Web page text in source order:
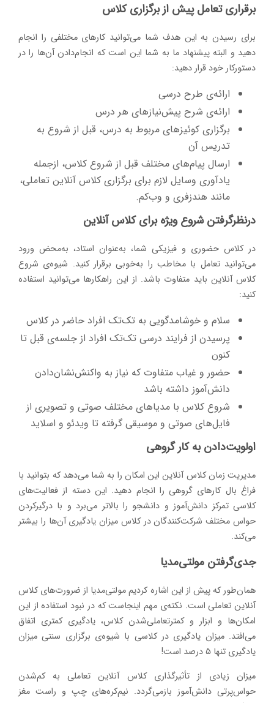
برقراری تعامل پیش از برگزاری کلاس
برای رسیدن به این هدف شما می‌توانید کارهای مختلفی را انجام
دهید و البته پیشنهاد ما به شما این است که انجام‌دادن آن‌ها را در
دستورکار خود قرار دهید:
ارائه‌ی طرح درسی
ارائه‌ی شرح پیش‌نیازهای هر درس
برگزاری کوئیزهای مربوط به درس، قبل از شروع به
تدریس آن
ارسال پیام‌های مختلف قبل از شروع کلاس، ازجمله
یادآوری وسایل لازم برای برگزاری کلاس آنلاین تعاملی،
مانند هندزفری و وب‌کم.
درنظرگرفتن شروع ویژه برای کلاس آنلاین
در کلاس حضوری و فیزیکی شما، به‌عنوان استاد، به‌محض ورود
می‌توانید تعامل با مخاطب را به‌خوبی برقرار کنید. شیوه‌ی شروع
کلاس آنلاین باید متفاوت باشد. از این راهکارها می‌توانید استفاده
کنید:
سلام و خوشامدگویی به تک‌تک افراد حاضر در کلاس
پرسیدن از فرایند درسی تک‌تک افراد از جلسه‌ی قبل تا
کنون
حضور و غیاب متفاوت که نیاز به واکنش‌نشان‌دادن
دانش‌آموز داشته باشد
شروع کلاس با مدیاهای مختلف صوتی و تصویری از
فایل‌های صوتی و موسیقی گرفته تا ویدئو و اسلاید
اولویت‌دادن به کار گروهی
مدیریت زمان کلاس آنلاین این امکان را به شما می‌دهد که بتوانید با
فراغ بال کارهای گروهی را انجام دهید. این دسته از فعالیت‌های
کلاسی تمرکز دانش‌آموز و دانشجو را بالاتر می‌برد و با درگیرکردن
حواس مختلف شرکت‌کنندگان در کلاس میزان یادگیری آن‌ها را بیشتر
می‌کند.
جدی‌گرفتن مولتی‌مدیا
همان‌طور که پیش از این اشاره کردیم مولتی‌مدیا از ضرورت‌های کلاس
آنلاین تعاملی است. نکته‌ی مهم اینجاست که در نبود استفاده از این
امکان‌ها و ابزار و کمترتعاملی‌شدن کلاس، یادگیری کمتری اتفاق
می‌افتد. میزان یادگیری در کلاسی با شیوه‌ی برگزاری سنتی میزان
یادگیری تنها ۵ درصد است!
میزان زیادی از تأثیرگذاری کلاس آنلاین تعاملی به کم‌شدن
حواس‌پرتی دانش‌آموز بازمی‌گردد. نیم‌کره‌های چپ و راست مغز